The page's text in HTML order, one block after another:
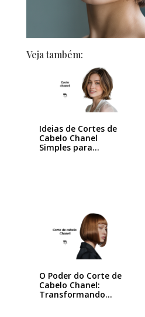
Veja também:
Ideias de Cortes de
Cabelo Chanel
Simples para…
O Poder do Corte de
Cabelo Chanel:
Transformando